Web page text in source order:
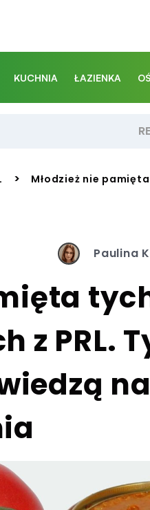
KUCHNIA ŁAZIENKA
> Młodzież nie
Paulina
z PRL.
na